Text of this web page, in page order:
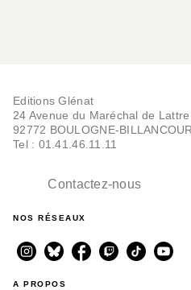
Editions Glénat
24 Avenue du Maréchal de
92772 BOULOGNE-
Tel : 01.41.46.11.11
Contactez-nous
NOS RÉSEAUX
A PROPOS